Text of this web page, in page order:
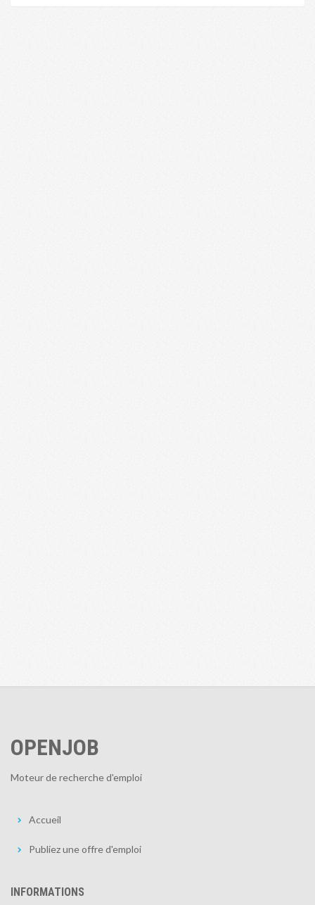
OPENJOB
Moteur de recherche d'emploi
Accueil
Publiez une offre d'emploi
INFORMATIONS